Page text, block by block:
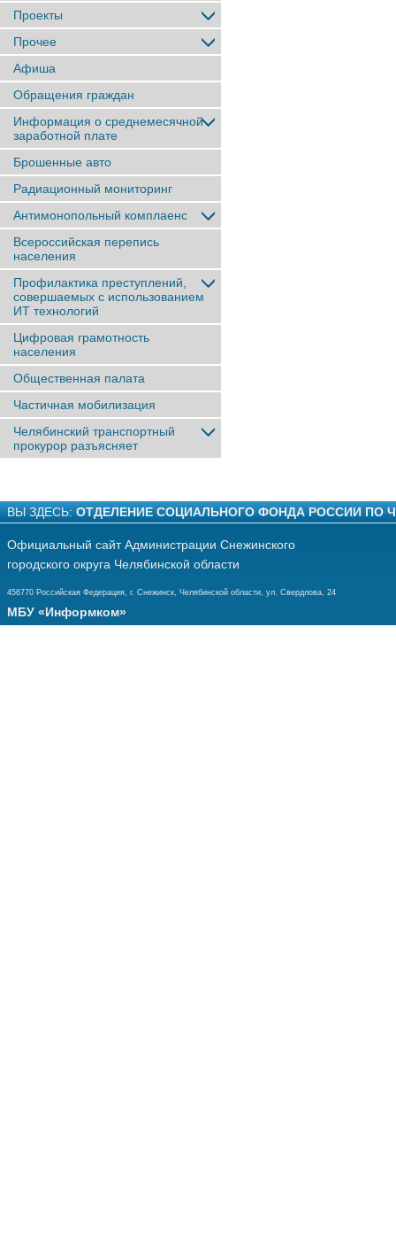
Проекты
Прочее
Афиша
Обращения граждан
Информация о среднемесячной
заработной плате
Брошенные авто
Радиационный мониторинг
Антимонопольный комплаенс
Всероссийская перепись
населения
Профилактика преступлений,
совершаемых с использованием
ИТ технологий
Цифровая грамотность
населения
Общественная палата
Частичная мобилизация
Челябинский транспортный
прокурор разъясняет
ВЫ ЗДЕСЬ: ОТДЕЛЕНИЕ СОЦИАЛЬНОГО ФОНДА РОССИИ ПО
Официальный сайт Администрации Снежинского
городского округа Челябинской области
456770 Российская Федерация, г. Снежинск, Челябинской области, ул. Свердлова, 24
МБУ «Информком»